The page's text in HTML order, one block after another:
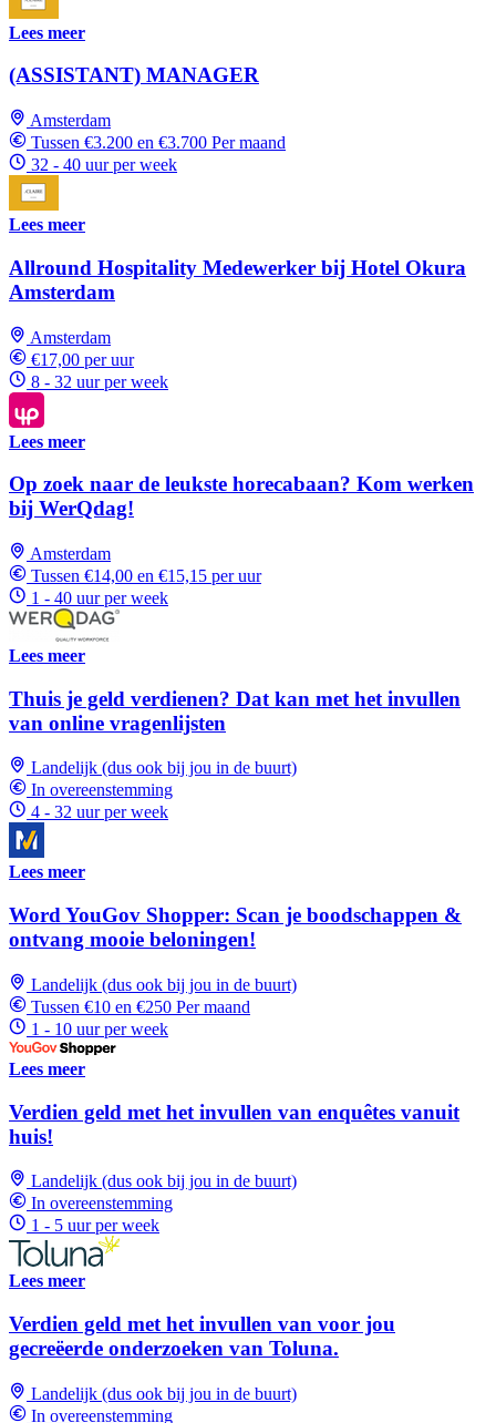
Lees meer
(ASSISTANT) MANAGER
Amsterdam
Tussen €3.200 en €3.700 Per maand
32 - 40 uur per week
Lees meer
Allround Hospitality Medewerker bij Hotel Okura
Amsterdam
Amsterdam
€17,00 per uur
8 - 32 uur per week
Lees meer
Op zoek naar de leukste horecabaan? Kom werken
bij WerQdag!
Amsterdam
Tussen €14,00 en €15,15 per uur
1 - 40 uur per week
Lees meer
Thuis je geld verdienen? Dat kan met het invullen
van online vragenlijsten
Landelijk (dus ook bij jou in de buurt)
In overeenstemming
4 - 32 uur per week
Lees meer
Word YouGov Shopper: Scan je boodschappen &
ontvang mooie beloningen!
Landelijk (dus ook bij jou in de buurt)
Tussen €10 en €250 Per maand
1 - 10 uur per week
Lees meer
Verdien geld met het invullen van enquêtes vanuit
huis!
Landelijk (dus ook bij jou in de buurt)
In overeenstemming
1 - 5 uur per week
Lees meer
Verdien geld met het invullen van voor jou
gecreëerde onderzoeken van Toluna.
Landelijk (dus ook bij jou in de buurt)
In overeenstemming